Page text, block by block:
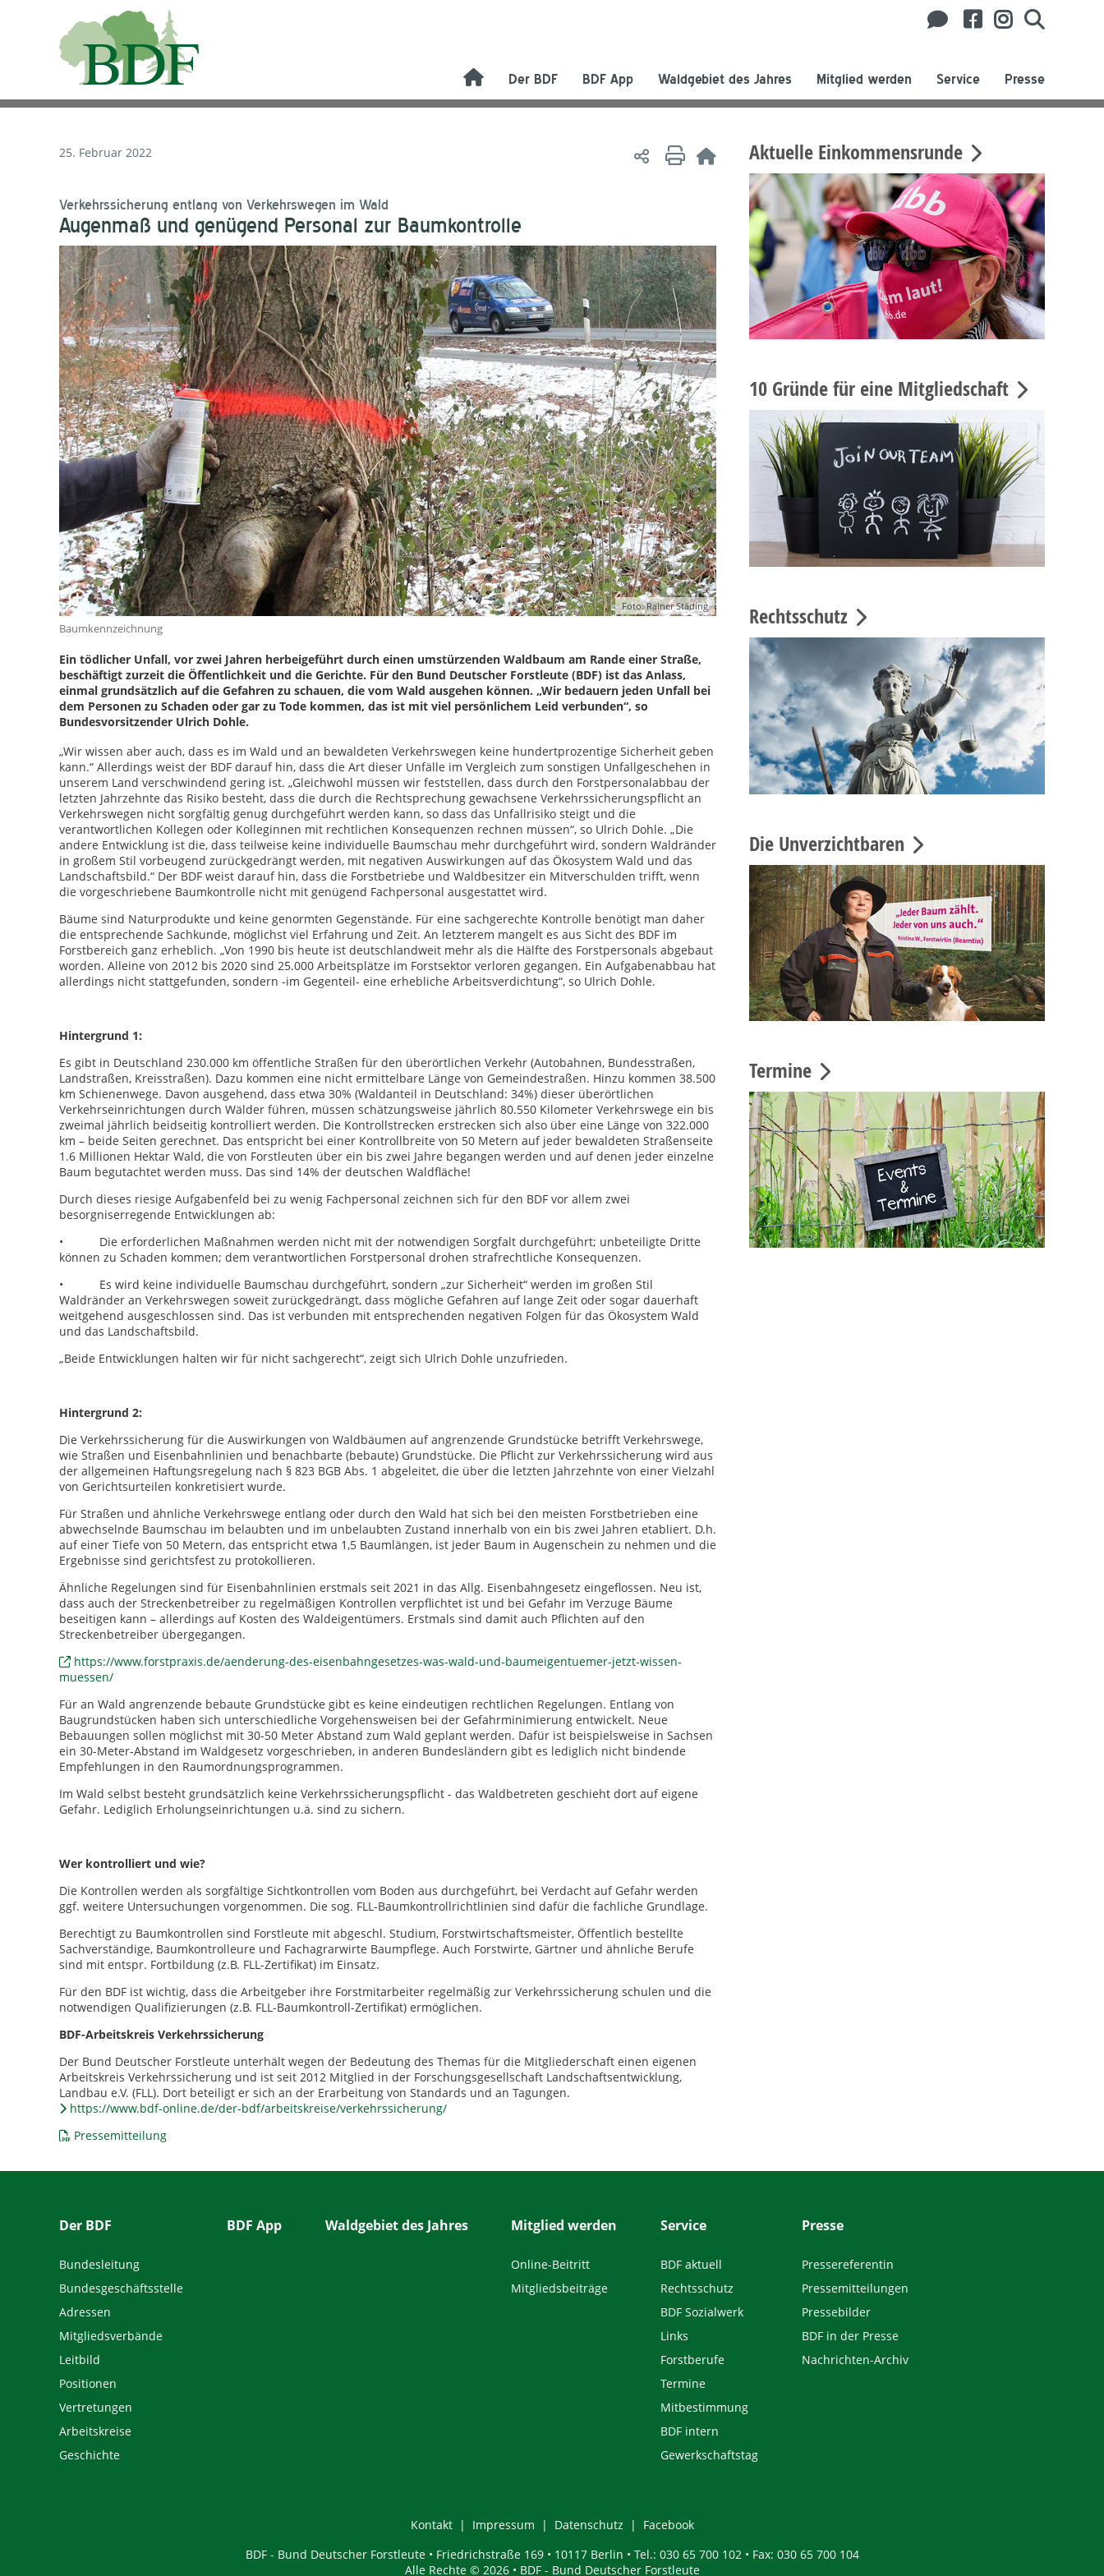
Der BDF BDF App Waldgebiet des Jahres Mitglied werden Service Presse
25. Februar 2022
Verkehrssicherung entlang von Verkehrswegen im Wald
Augenmaß und genügend Personal zur Baumkontrolle
Foto: Rainer Städing
Baumkennzeichnung
Ein tödlicher Unfall, vor zwei Jahren herbeigeführt durch einen umstürzenden Waldbaum am Rande einer Straße,
beschäftigt zurzeit die Öffentlichkeit und die Gerichte. Für den Bund Deutscher Forstleute (BDF) ist das Anlass,
einmal grundsätzlich auf die Gefahren zu schauen, die vom Wald ausgehen können. „Wir bedauern jeden Unfall bei
dem Personen zu Schaden oder gar zu Tode kommen, das ist mit viel persönlichem Leid verbunden“, so
Bundesvorsitzender Ulrich Dohle.
„Wir wissen aber auch, dass es im Wald und an bewaldeten Verkehrswegen keine hundertprozentige Sicherheit geben
kann.“ Allerdings weist der BDF darauf hin, dass die Art dieser Unfälle im Vergleich zum sonstigen Unfallgeschehen in
unserem Land verschwindend gering ist. „Gleichwohl müssen wir feststellen, dass durch den Forstpersonalabbau der
letzten Jahrzehnte das Risiko besteht, dass die durch die Rechtsprechung gewachsene Verkehrssicherungspflicht an
Verkehrswegen nicht sorgfältig genug durchgeführt werden kann, so dass das Unfallrisiko steigt und die
verantwortlichen Kollegen oder Kolleginnen mit rechtlichen Konsequenzen rechnen müssen“, so Ulrich Dohle. „Die
andere Entwicklung ist die, dass teilweise keine individuelle Baumschau mehr durchgeführt wird, sondern Waldränder
in großem Stil vorbeugend zurückgedrängt werden, mit negativen Auswirkungen auf das Ökosystem Wald und das
Landschaftsbild.“ Der BDF weist darauf hin, dass die Forstbetriebe und Waldbesitzer ein Mitverschulden trifft, wenn
die vorgeschriebene Baumkontrolle nicht mit genügend Fachpersonal ausgestattet wird.
Bäume sind Naturprodukte und keine genormten Gegenstände. Für eine sachgerechte Kontrolle benötigt man daher
die entsprechende Sachkunde, möglichst viel Erfahrung und Zeit. An letzterem mangelt es aus Sicht des BDF im
Forstbereich ganz erheblich. „Von 1990 bis heute ist deutschlandweit mehr als die Hälfte des Forstpersonals abgebaut
worden. Alleine von 2012 bis 2020 sind 25.000 Arbeitsplätze im Forstsektor verloren gegangen. Ein Aufgabenabbau hat
allerdings nicht stattgefunden, sondern -im Gegenteil- eine erhebliche Arbeitsverdichtung“, so Ulrich Dohle.
Hintergrund 1:
Es gibt in Deutschland 230.000 km öffentliche Straßen für den überörtlichen Verkehr (Autobahnen, Bundesstraßen,
Landstraßen, Kreisstraßen). Dazu kommen eine nicht ermittelbare Länge von Gemeindestraßen. Hinzu kommen 38.500
km Schienenwege. Davon ausgehend, dass etwa 30% (Waldanteil in Deutschland: 34%) dieser überörtlichen
Verkehrseinrichtungen durch Wälder führen, müssen schätzungsweise jährlich 80.550 Kilometer Verkehrswege ein bis
zweimal jährlich beidseitig kontrolliert werden. Die Kontrollstrecken erstrecken sich also über eine Länge von 322.000
km – beide Seiten gerechnet. Das entspricht bei einer Kontrollbreite von 50 Metern auf jeder bewaldeten Straßenseite
1.6 Millionen Hektar Wald, die von Forstleuten über ein bis zwei Jahre begangen werden und auf denen jeder einzelne
Baum begutachtet werden muss. Das sind 14% der deutschen Waldfläche!
Durch dieses riesige Aufgabenfeld bei zu wenig Fachpersonal zeichnen sich für den BDF vor allem zwei
besorgniserregende Entwicklungen ab:
• Die erforderlichen Maßnahmen werden nicht mit der notwendigen Sorgfalt durchgeführt; unbeteiligte Dritte
können zu Schaden kommen; dem verantwortlichen Forstpersonal drohen strafrechtliche Konsequenzen.
• Es wird keine individuelle Baumschau durchgeführt, sondern „zur Sicherheit“ werden im großen Stil
Waldränder an Verkehrswegen soweit zurückgedrängt, dass mögliche Gefahren auf lange Zeit oder sogar dauerhaft
weitgehend ausgeschlossen sind. Das ist verbunden mit entsprechenden negativen Folgen für das Ökosystem Wald
und das Landschaftsbild.
„Beide Entwicklungen halten wir für nicht sachgerecht“, zeigt sich Ulrich Dohle unzufrieden.
Hintergrund 2:
Die Verkehrssicherung für die Auswirkungen von Waldbäumen auf angrenzende Grundstücke betrifft Verkehrswege,
wie Straßen und Eisenbahnlinien und benachbarte (bebaute) Grundstücke. Die Pflicht zur Verkehrssicherung wird aus
der allgemeinen Haftungsregelung nach § 823 BGB Abs. 1 abgeleitet, die über die letzten Jahrzehnte von einer Vielzahl
von Gerichtsurteilen konkretisiert wurde.
Für Straßen und ähnliche Verkehrswege entlang oder durch den Wald hat sich bei den meisten Forstbetrieben eine
abwechselnde Baumschau im belaubten und im unbelaubten Zustand innerhalb von ein bis zwei Jahren etabliert. D.h.
auf einer Tiefe von 50 Metern, das entspricht etwa 1,5 Baumlängen, ist jeder Baum in Augenschein zu nehmen und die
Ergebnisse sind gerichtsfest zu protokollieren.
Ähnliche Regelungen sind für Eisenbahnlinien erstmals seit 2021 in das Allg. Eisenbahngesetz eingeflossen. Neu ist,
dass auch der Streckenbetreiber zu regelmäßigen Kontrollen verpflichtet ist und bei Gefahr im Verzuge Bäume
beseitigen kann – allerdings auf Kosten des Waldeigentümers. Erstmals sind damit auch Pflichten auf den
Streckenbetreiber übergegangen.
https://www.forstpraxis.de/aenderung-des-eisenbahngesetzes-was-wald-und-baumeigentuemer-jetzt-wissen-
muessen/
Für an Wald angrenzende bebaute Grundstücke gibt es keine eindeutigen rechtlichen Regelungen. Entlang von
Baugrundstücken haben sich unterschiedliche Vorgehensweisen bei der Gefahrminimierung entwickelt. Neue
Bebauungen sollen möglichst mit 30-50 Meter Abstand zum Wald geplant werden. Dafür ist beispielsweise in Sachsen
ein 30-Meter-Abstand im Waldgesetz vorgeschrieben, in anderen Bundesländern gibt es lediglich nicht bindende
Empfehlungen in den Raumordnungsprogrammen.
Im Wald selbst besteht grundsätzlich keine Verkehrssicherungspflicht - das Waldbetreten geschieht dort auf eigene
Gefahr. Lediglich Erholungseinrichtungen u.ä. sind zu sichern.
Wer kontrolliert und wie?
Die Kontrollen werden als sorgfältige Sichtkontrollen vom Boden aus durchgeführt, bei Verdacht auf Gefahr werden
ggf. weitere Untersuchungen vorgenommen. Die sog. FLL-Baumkontrollrichtlinien sind dafür die fachliche Grundlage.
Berechtigt zu Baumkontrollen sind Forstleute mit abgeschl. Studium, Forstwirtschaftsmeister, Öffentlich bestellte
Sachverständige, Baumkontrolleure und Fachagrarwirte Baumpflege. Auch Forstwirte, Gärtner und ähnliche Berufe
sind mit entspr. Fortbildung (z.B. FLL-Zertifikat) im Einsatz.
Für den BDF ist wichtig, dass die Arbeitgeber ihre Forstmitarbeiter regelmäßig zur Verkehrssicherung schulen und die
notwendigen Qualifizierungen (z.B. FLL-Baumkontroll-Zertifikat) ermöglichen.
BDF-Arbeitskreis Verkehrssicherung
Der Bund Deutscher Forstleute unterhält wegen der Bedeutung des Themas für die Mitgliederschaft einen eigenen
Arbeitskreis Verkehrssicherung und ist seit 2012 Mitglied in der Forschungsgesellschaft Landschaftsentwicklung,
Landbau e.V. (FLL). Dort beteiligt er sich an der Erarbeitung von Standards und an Tagungen.
https://www.bdf-online.de/der-bdf/arbeitskreise/verkehrssicherung/
Pressemitteilung
Aktuelle Einkommensrunde
10 Gründe für eine Mitgliedschaft
Rechtsschutz
Die Unverzichtbaren
Termine
Der BDF
Bundesleitung
Bundesgeschäftsstelle
Adressen
Mitgliedsverbände
Leitbild
Positionen
Vertretungen
Arbeitskreise
Geschichte
BDF App Waldgebiet des Jahres Mitglied werden
Online-Beitritt
Mitgliedsbeiträge
Service
BDF aktuell
Rechtsschutz
BDF Sozialwerk
Links
Forstberufe
Termine
Mitbestimmung
BDF intern
Gewerkschaftstag
Presse
Pressereferentin
Pressemitteilungen
Pressebilder
BDF in der Presse
Nachrichten-Archiv
Kontakt Impressum Datenschutz
Facebook
BDF - Bund Deutscher Forstleute • Friedrichstraße 169 • 10117 Berlin • Tel.: 030 65 700 102 • Fax: 030 65 700 104
Alle Rechte © 2026 • BDF - Bund Deutscher Forstleute